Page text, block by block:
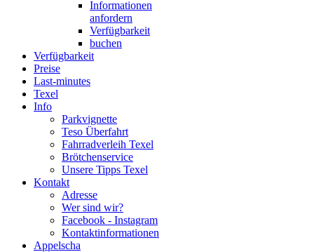
Informationen
anfordern
Verfügbarkeit
buchen
Verfügbarkeit
Preise
Last-minutes
Texel
Info
Parkvignette
Teso Überfahrt
Fahrradverleih Texel
Brötchenservice
Unsere Tipps Texel
Kontakt
Adresse
Wer sind wir?
Facebook - Instagram
Kontaktinformationen
Appelscha